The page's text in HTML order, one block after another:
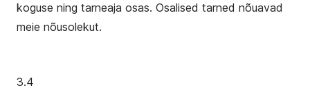
koguse ning tarneaja osas. Osalised tarned nõuavad
meie nõusolekut.
3.4